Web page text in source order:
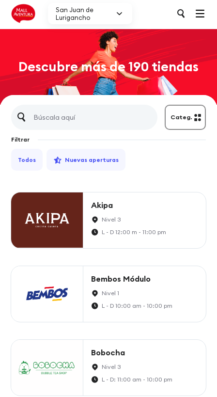
San Juan de
Lurigancho
Descubre más de 190 tiendas
Categ.
Filtrar
Todos Nuevas aperturas
Akipa
Nivel 3
L - D 12:00 m - 11:00 pm
Bembos Módulo
Nivel 1
L - D 10:00 am - 10:00 pm
Bobocha
Nivel 3
L - D: 11:00 am - 10:00 pm